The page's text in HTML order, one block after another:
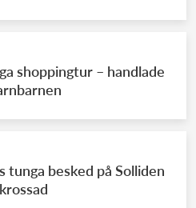
shoppingtur – handlade
tunga besked på Solliden